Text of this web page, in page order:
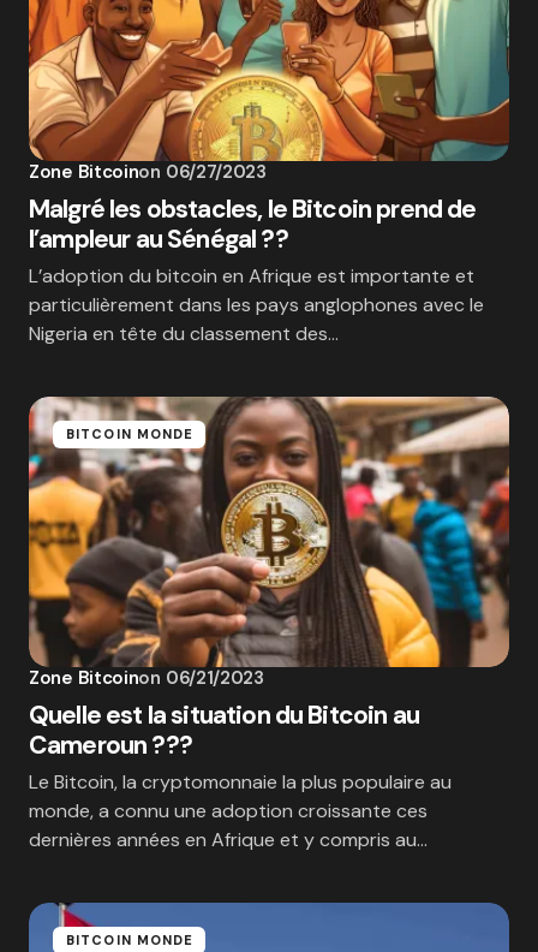
Zone Bitcoinon 06/27/2023
Malgré les obstacles, le Bitcoin prend de
l’ampleur au Sénégal ??
L’adoption du bitcoin en Afrique est importante et
particulièrement dans les pays anglophones avec le
Nigeria en tête du classement des…
BITCOIN MONDE
Zone Bitcoinon 06/21/2023
Quelle est la situation du Bitcoin au
Cameroun ???
Le Bitcoin, la cryptomonnaie la plus populaire au
monde, a connu une adoption croissante ces
dernières années en Afrique et y compris au…
BITCOIN MONDE